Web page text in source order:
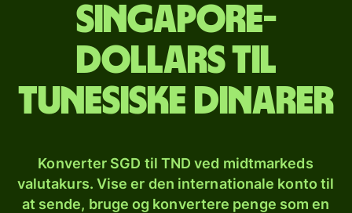
Singapore-
dollars til
tunesiske dinarer
Konverter SGD til TND ved midtmarkeds
valutakurs. Vise er den internationale konto til
at sende, bruge og konvertere penge som en